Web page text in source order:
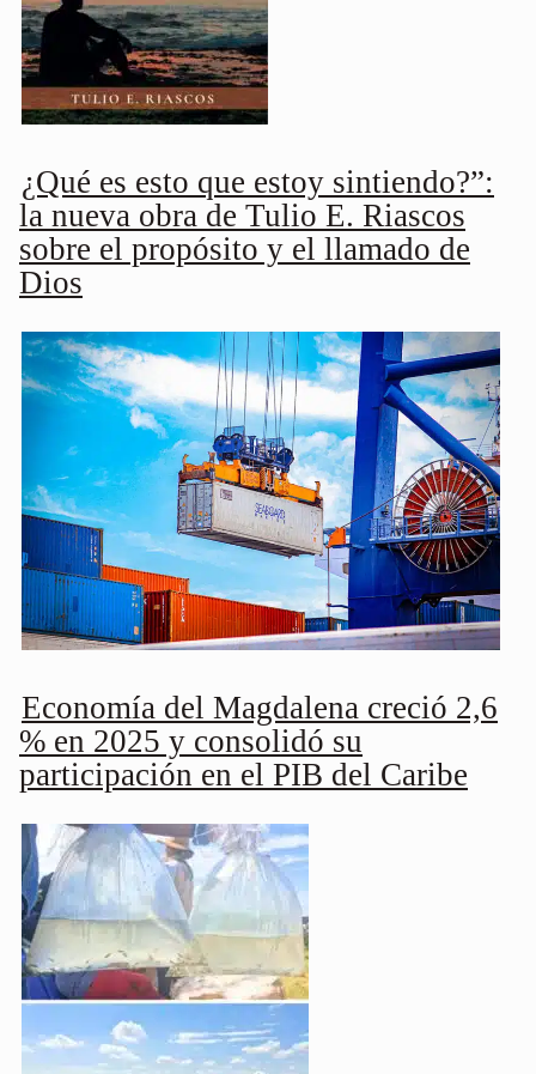
¿Qué es esto que estoy sintiendo?”:
la nueva obra de Tulio E. Riascos
sobre el propósito y el llamado de
Dios
Economía del Magdalena creció 2,6
% en 2025 y consolidó su
participación en el PIB del Caribe